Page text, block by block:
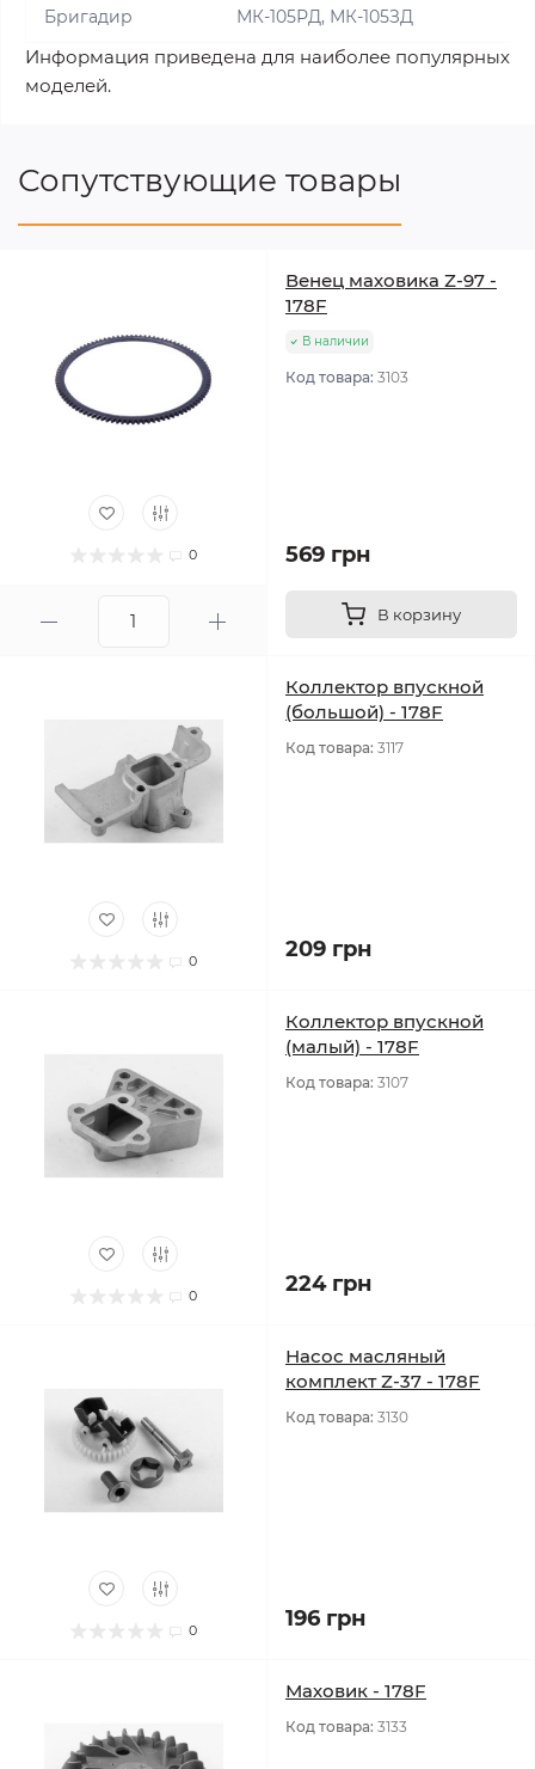
Бригадир МК-105РД, МК-105ЗД
Информация приведена для наиболее популярных
моделей.
Сопутствующие товары
0
Венец маховика Z-97 -
178F
В наличии
Код товара: 3103
569 грн
В корзину
0
Коллектор впускной
(большой) - 178F
Код товара: 3117
209 грн
0
Коллектор впускной
(малый) - 178F
Код товара: 3107
224 грн
0
Насос масляный
комплект Z-37 - 178F
Код товара: 3130
196 грн
Маховик - 178F
Код товара: 3133